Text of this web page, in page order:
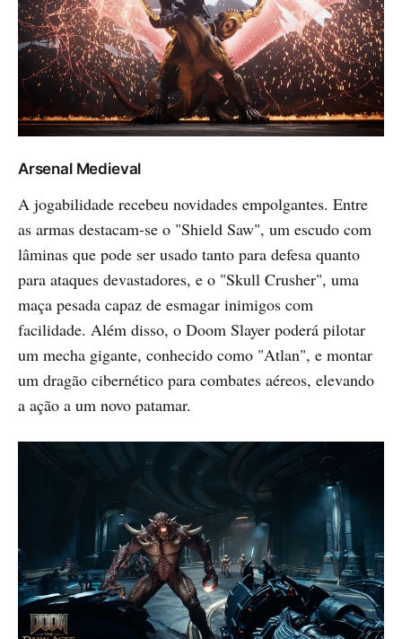
Arsenal Medieval
A jogabilidade recebeu novidades empolgantes. Entre
as armas destacam-se o "Shield Saw", um escudo com
lâminas que pode ser usado tanto para defesa quanto
para ataques devastadores, e o "Skull Crusher", uma
maça pesada capaz de esmagar inimigos com
facilidade. Além disso, o Doom Slayer poderá pilotar
um mecha gigante, conhecido como "Atlan", e montar
um dragão cibernético para combates aéreos, elevando
a ação a um novo patamar.